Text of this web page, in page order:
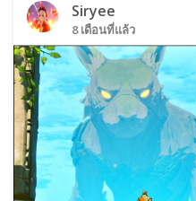
Siryee
8 เดือนที่แล้ว